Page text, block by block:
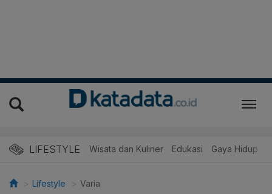
LIFESTYLE Wisata dan Kuliner Edukasi Gaya Hidup
Lifestyle Varia